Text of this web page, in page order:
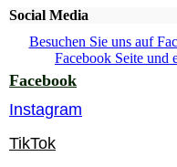
Social Media
Besuchen Sie uns auf
Facebook Seite und
Facebook
Instagram
TikTok